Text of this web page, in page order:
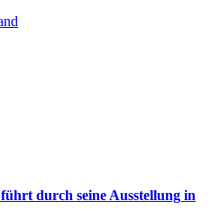
durch seine Ausstellung in